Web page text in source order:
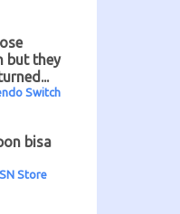
but they
Switch
bisa
Store